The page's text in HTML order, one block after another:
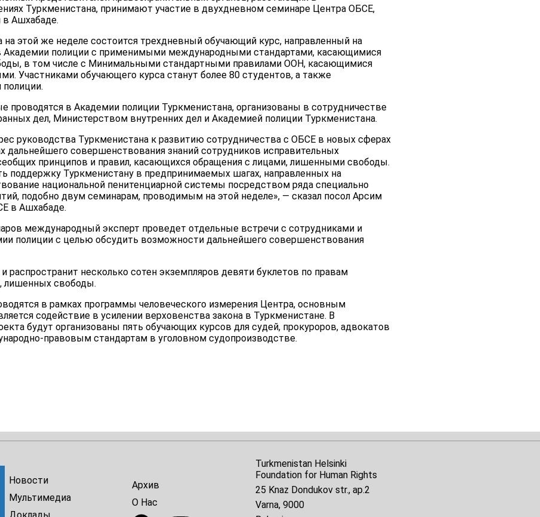
Туркменистана, принимают участие в двухдневном семинаре Центра ОБСЕ,
в Ашхабаде.
этой же неделе состоится трехдневный обучающий курс, направленный на
Академии полиции с применимыми международными стандартами, касающимися
в том числе с Минимальными стандартными правилами ООН, касающимися
Участниками обучающего курса станут более 80 студентов, а также
проводятся в Академии полиции Туркменистана, организованы в сотрудничестве
дел, Министерством внутренних дел и Академией полиции Туркменистана.
руководства Туркменистана к развитию сотрудничества с ОБСЕ в новых сферах
дальнейшего совершенствования знаний сотрудников исправительных
принципов и правил, касающихся обращения с лицами, лишенными свободы.
поддержку Туркменистану в предпринимаемых шагах, направленных на
национальной пенитенциарной системы посредством ряда специально
подобно двум семинарам, проводимым на этой неделе», — сказал посол Арсим
в Ашхабаде.
международный эксперт проведет отдельные встречи с сотрудниками и
полиции с целью обсудить возможности дальнейшего совершенствования
распространит несколько сотен экземпляров девяти буклетов по правам
лишенных свободы.
в рамках программы человеческого измерения Центра, основным
содействие в усилении верховенства закона в Туркменистане. В
будут организованы пять обучающих курсов для судей, прокуроров, адвокатов
правовым стандартам в уголовном судопроизводстве.
Новости
Мультимедиа
Архив
О Нас
Turkmenistan Helsinki
Foundation for Human Rights
25 Knaz Dondukov str., ap.2
Varna, 9000